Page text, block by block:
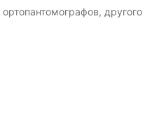
другого